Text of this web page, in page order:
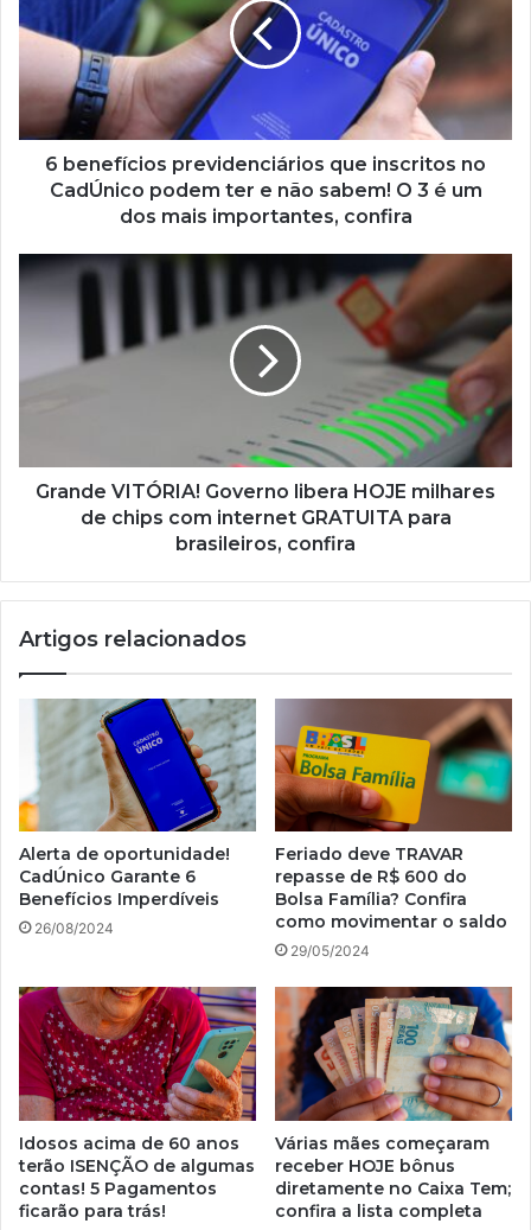
inscritos
CadÚnico
podem
ter
3
é
importantes,
6 benefícios previdenciários que inscritos no
CadÚnico podem ter e não sabem! O 3 é um
dos mais importantes, confira
Grande
VITÓRIA!
com
internet
GRATUITA
confira
Grande VITÓRIA! Governo libera HOJE milhares
de chips com internet GRATUITA para
brasileiros, confira
Artigos relacionados
Alerta de oportunidade!
CadÚnico Garante 6
Benefícios Imperdíveis
26/08/2024
Feriado deve TRAVAR
repasse de R$ 600 do
Bolsa Família? Confira
como movimentar o saldo
29/05/2024
Idosos acima de 60 anos
terão ISENÇÃO de algumas
contas! 5 Pagamentos
ficarão para trás!
Várias mães começaram
receber HOJE bônus
diretamente no Caixa Tem;
confira a lista completa